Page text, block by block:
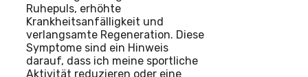
Ruhepuls, erhöhte
Krankheitsanfälligkeit und
verlangsamte Regeneration. Diese
Symptome sind ein Hinweis
darauf, dass ich meine sportliche
Aktivität reduzieren oder eine